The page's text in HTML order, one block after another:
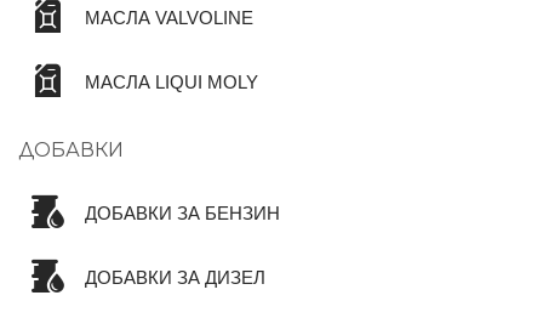
МАСЛА VALVOLINE
МАСЛА LIQUI MOLY
ДОБАВКИ
ДОБАВКИ ЗА БЕНЗИН
ДОБАВКИ ЗА ДИЗЕЛ